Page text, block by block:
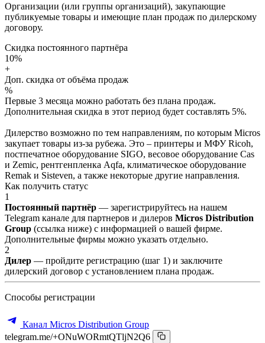
Организации (или группы организаций), закупающие
публикуемые товары и имеющие план продаж по дилерскому
договору.
Скидка постоянного партнёра
10%
+
Доп. скидка от объёма продаж
%
Первые 3 месяца можно работать без плана продаж.
Дополнительная скидка в этот период будет составлять 5%.
Дилерство возможно по тем направлениям, по которым Micros
закупает товары из-за рубежа. Это – принтеры и МФУ Ricoh,
постпечатное оборудование SIGO, весовое оборудование Cas
и Zemic, рентгенпленка Aqfa, климатическое оборудование
Remak и Sisteven, а также некоторые другие направления.
Как получить статус
1
Постоянный партнёр — зарегистрируйтесь на нашем
Telegram канале для партнеров и дилеров Micros Distribution
Group (ссылка ниже) с информацией о вашей фирме.
Дополнительные фирмы можно указать отдельно.
2
Дилер — пройдите регистрацию (шаг 1) и заключите
дилерский договор с установлением плана продаж.
Способы регистрации
Канал Micros Distribution Group
telegram.me/+ONuWORmtQTljN2Q6